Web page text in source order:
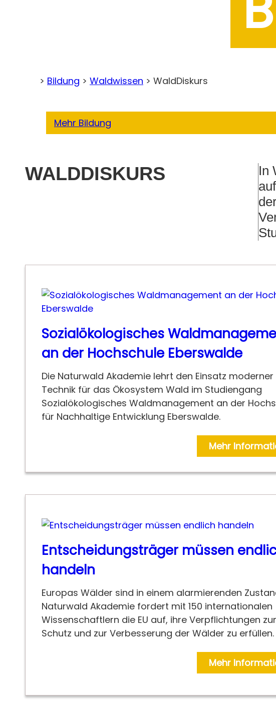
Home
> Bildung > Waldwissen > WaldDiskurs
Mehr Bildung
WALDDISKURS
In
Sozialökologisches
an der Hochschule Eberswalde
Die Naturwald Akademie lehrt den Einsatz moderner
Technik für das Ökosystem Wald im Studiengang
Sozialökologisches Waldmanagement an der
für Nachhaltige Entwicklung Eberswalde.
Mehr
Entscheidungsträger müssen
handeln
Europas Wälder sind in einem alarmierenden
Naturwald Akademie fordert mit 150 internationalen
Wissenschaftlern die EU auf, ihre Verpflichtungen
Schutz und zur Verbesserung der Wälder zu erfüllen.
Mehr